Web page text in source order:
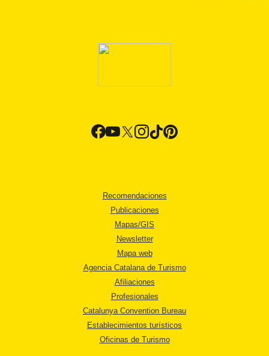
Recomendaciones
Publicaciones
Mapas/GIS
Newsletter
Mapa web
Agencia Catalana de Turismo
Afiliaciones
Profesionales
Catalunya Convention Bureau
Establecimientos turísticos
Oficinas de Turismo